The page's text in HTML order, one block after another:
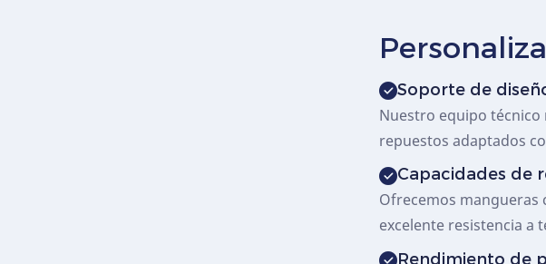
Soporte de
Nuestro equipo técnico
repuestos adaptados
Capacidades de
Ofrecemos
excelente resistencia a
Rendimiento de